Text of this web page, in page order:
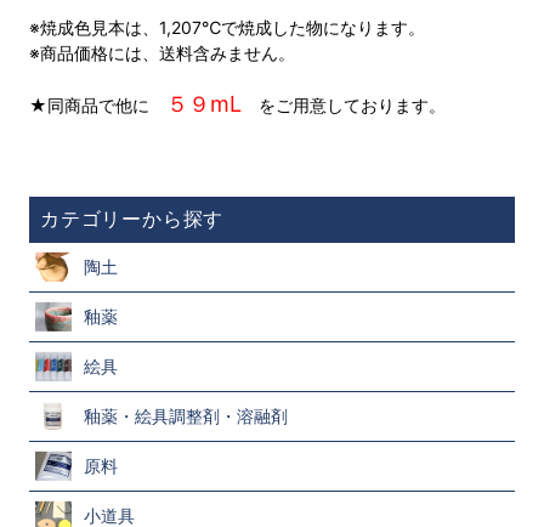
カテゴリーから探す
陶土
釉薬
絵具
釉薬・絵具調整剤・溶融剤
原料
小道具
※焼成色見本は、1,207℃で焼成した物になります。
※商品価格には、送料含みません。
★同商品で他に ５９mLをご用意しております。